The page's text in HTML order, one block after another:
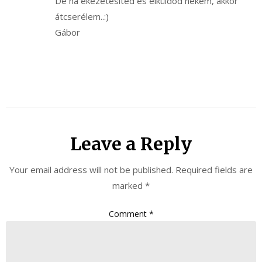
átcserélem..:)
Gábor
Leave a Reply
Your email address will not be published. Required fields are
marked *
Comment *